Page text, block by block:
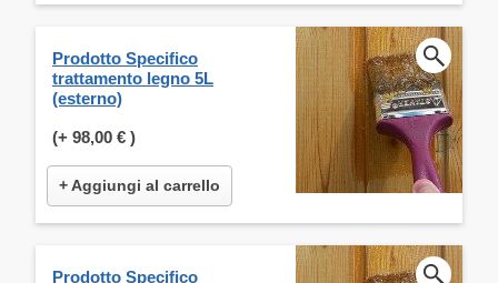
Prodotto Specifico
trattamento legno 5L
(esterno)
(+ 98,00 € )
+ Aggiungi al carrello
Prodotto Specifico